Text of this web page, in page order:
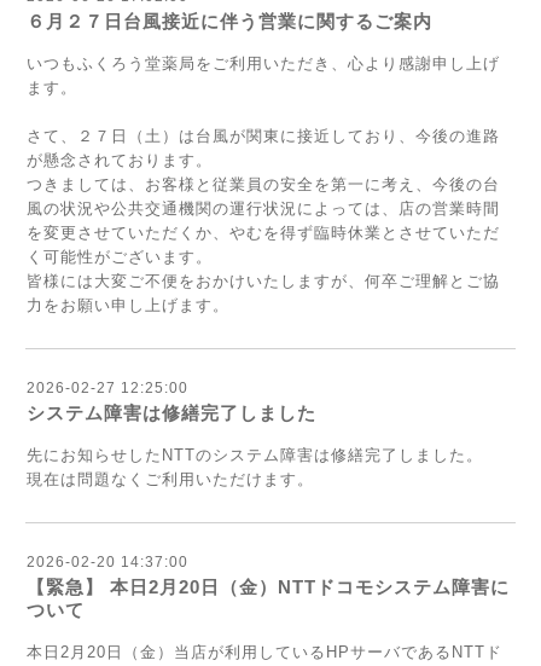
６月２７日台風接近に伴う営業に関するご案内
いつもふくろう堂薬局をご利用いただき、心より感謝申し上げ
ます。
さて、２７日（土）は台風が関東に接近しており、今後の進路
が懸念されております。
つきましては、お客様と従業員の安全を第一に考え、今後の台
風の状況や公共交通機関の運行状況によっては、店の営業時間
を変更させていただくか、やむを得ず臨時休業とさせていただ
く可能性がございます。
皆様には大変ご不便をおかけいたしますが、何卒ご理解とご協
力をお願い申し上げます。
2026-02-27 12:25:00
システム障害は修繕完了しました
先にお知らせしたNTTのシステム障害は修繕完了しました。
現在は問題なくご利用いただけます。
2026-02-20 14:37:00
【緊急】 本日2月20日（金）NTTドコモシステム障害に
ついて
本日2月20日（金）当店が利用しているHPサーバであるNTTド